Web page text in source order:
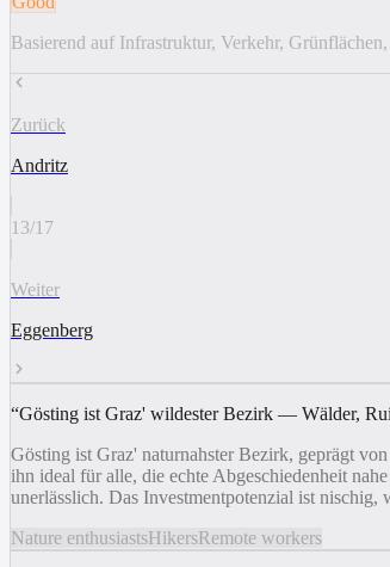
Basierend auf Infrastruktur, Verkehr,
Zurück
Andritz
13/17
Weiter
Eggenberg
“Gösting ist Graz' wildester Bezirk — Wälder,
Gösting ist Graz' naturnahster Bezirk, geprägt
ihn ideal für alle, die echte Abgeschiedenheit
unerlässlich. Das Investmentpotenzial ist
Nature enthusiastsHikersRemote workers